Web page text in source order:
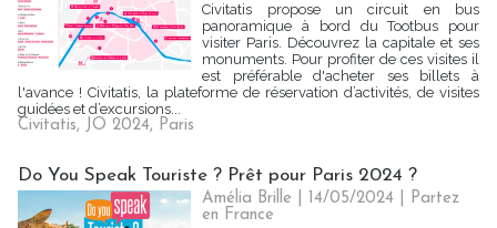
Civitatis propose un circuit en bus
panoramique à bord du Tootbus pour
visiter Paris. Découvrez la capitale et ses
monuments. Pour profiter de ces visites il
est préférable d'acheter ses billets à
l'avance ! Civitatis, la plateforme de réservation d’activités, de visites
guidées et d’excursions...
Civitatis, JO 2024, Paris
Do You Speak Touriste ? Prêt pour Paris 2024 ?
Amélia Brille | 14/05/2024
Partez
en France